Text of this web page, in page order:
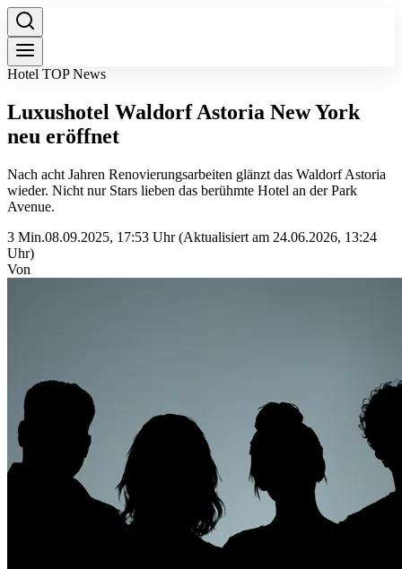
Hotel TOP News
Luxushotel Waldorf Astoria New York
neu eröffnet
Nach acht Jahren Renovierungsarbeiten glänzt das Waldorf Astoria
wieder. Nicht nur Stars lieben das berühmte Hotel an der Park
Avenue.
3 Min.08.09.2025, 17:53 Uhr(Aktualisiert am 24.06.2026, 13:24
Uhr)
Von